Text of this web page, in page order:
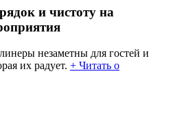
и чистоту на
незаметны для гостей и
их радует. + Читать о